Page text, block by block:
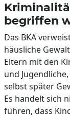
begriffen
Das BKA
häusliche
Eltern mit den
und
selbst später
Es handelt sich
führen, dass